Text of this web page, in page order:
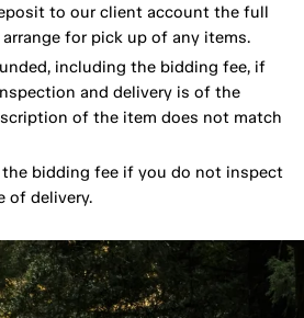
to our client account the full
for pick up of any items.
including the bidding fee, if
and delivery is of the
of the item does not match
bidding fee if you do not inspect
of delivery.